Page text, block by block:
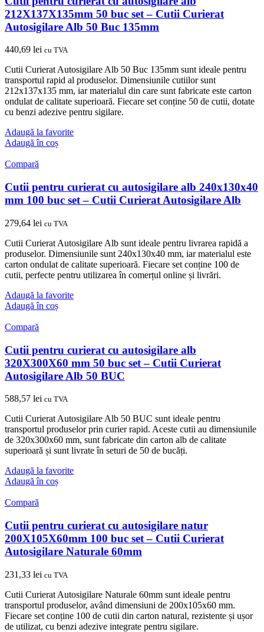
212X137X135mm 50 buc set – Cutii Curierat
Autosigilare Alb 50 Buc 135mm
440,69 lei cu TVA
Cutii Curierat Autosigilare Alb 50 Buc 135mm sunt ideale pentru
transportul rapid al produselor. Dimensiunile cutiilor sunt
212x137x135 mm, iar materialul din care sunt fabricate este carton
ondulat de calitate superioară. Fiecare set conține 50 de cutii, dotate
cu benzi adezive pentru sigilare.
Adaugă la favorite
Adaugă în coș
Compară
Cutii pentru curierat cu autosigilare alb 240x130x40
mm 100 buc set – Cutii Curierat Autosigilare Alb
279,64 lei cu TVA
Cutii Curierat Autosigilare Alb sunt ideale pentru livrarea rapidă a
produselor. Dimensiunile sunt 240x130x40 mm, iar materialul este
carton ondulat de calitate superioară. Fiecare set conține 100 de
cutii, perfecte pentru utilizarea în comerțul online și livrări.
Adaugă la favorite
Adaugă în coș
Compară
Cutii pentru curierat cu autosigilare alb
320X300X60 mm 50 buc set – Cutii Curierat
Autosigilare Alb 50 BUC
588,57 lei cu TVA
Cutii Curierat Autosigilare Alb 50 BUC sunt ideale pentru
transportul produselor prin curier rapid. Aceste cutii au dimensiunile
de 320x300x60 mm, sunt fabricate din carton alb de calitate
superioară și sunt livrate în seturi de 50 de bucăți.
Adaugă la favorite
Adaugă în coș
Compară
Cutii pentru curierat cu autosigilare natur
200X105X60mm 100 buc set – Cutii Curierat
Autosigilare Naturale 60mm
231,33 lei cu TVA
Cutii Curierat Autosigilare Naturale 60mm sunt ideale pentru
transportul produselor, având dimensiuni de 200x105x60 mm.
Fiecare set conține 100 de cutii din carton natural, rezistente și ușor
de utilizat, cu benzi adezive integrate pentru sigilare.